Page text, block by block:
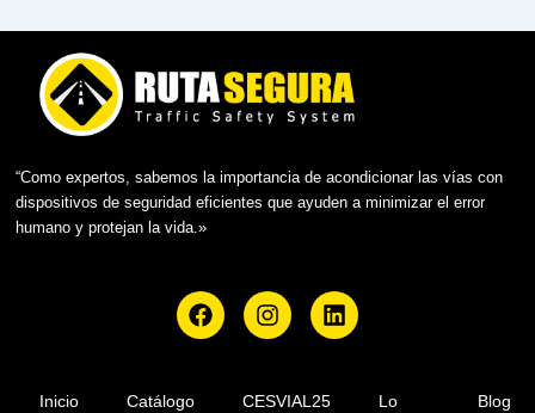
“Como expertos, sabemos la importancia de acondicionar las vías con
dispositivos de seguridad eficientes que ayuden a minimizar el error
humano y protejan la vida.»
F
a
I
n
a
L
i
Inicio Catálogo CESVIAL25 Lo Blog